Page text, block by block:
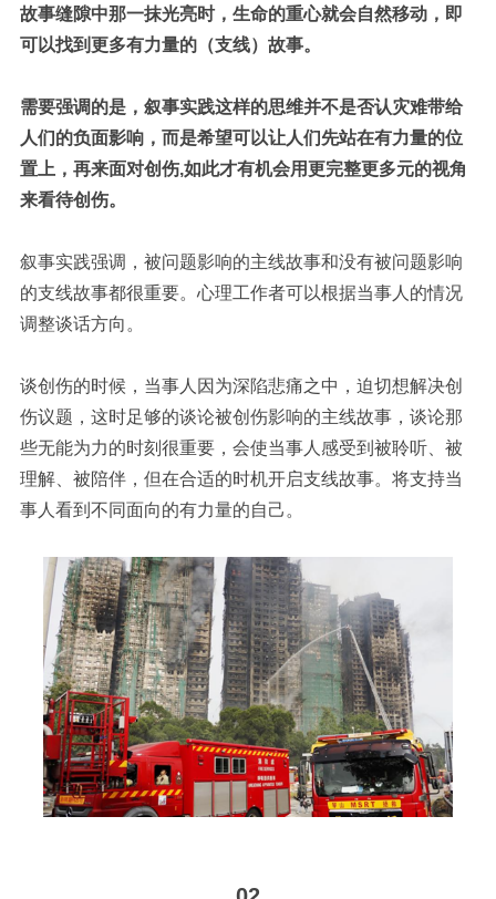
故事缝隙中那一抹光亮时，生命的重心就会自然移动，即
可以找到更多有力量的（支线）故事。
需要强调的是，叙事实践这样的思维并不是否认灾难带给
人们的负面影响，而是希望可以让人们先站在有力量的位
置上，再来面对创伤,如此才有机会用更完整更多元的视角
来看待创伤。
叙事实践强调，被问题影响的主线故事和没有被问题影响
的支线故事都很重要。心理工作者可以根据当事人的情况
调整谈话方向。
谈创伤的时候，当事人因为深陷悲痛之中，迫切想解决创
伤议题，这时足够的谈论被创伤影响的主线故事，谈论那
些无能为力的时刻很重要，会使当事人感受到被聆听、被
理解、被陪伴，但在合适的时机开启支线故事。将支持当
事人看到不同面向的有力量的自己。